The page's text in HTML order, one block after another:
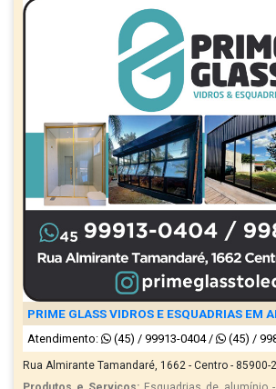
PRIME GLASS VIDROS E ESQUADRIAS EM
Atendimento: (45) / 99913-0404/ (45) /
Rua Almirante Tamandaré, 1662 - Centro - 85900-